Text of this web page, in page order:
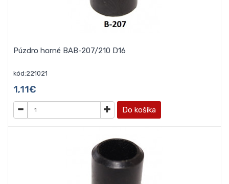
Púzdro horné BAB-207/210 D16
kód:221021
1,11€
Do košíka